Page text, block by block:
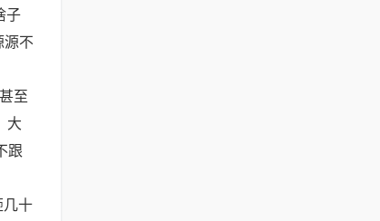
子
源不
至
大
跟
几十